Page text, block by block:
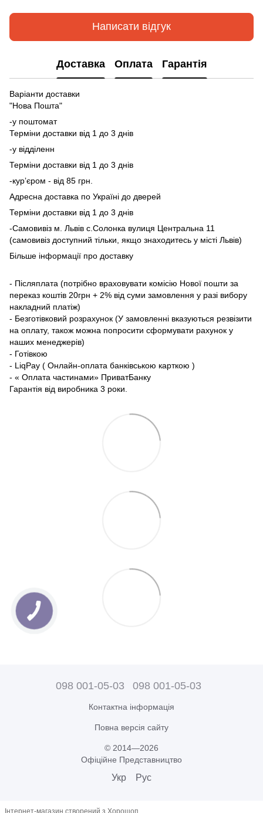
Написати відгук
Доставка Оплата Гарантія
Варіанти доставки
"Нова Пошта"
-у поштомат
Терміни доставки від 1 до 3 днів
-у відділенн
Терміни доставки від 1 до 3 днів
-курʼєром - від 85 грн.
Адресна доставка по Україні до дверей
Терміни доставки від 1 до 3 днів
-Самовивіз м. Львів с.Солонка вулиця Центральна 11
(самовивіз доступний тільки, якщо знаходитесь у місті Львів)
Більше інформації про доставку
- Післяплата (потрібно враховувати комісію Нової пошти за
переказ коштів 20грн + 2% від суми замовлення у разі вибору
накладний платіж)
- Безготівковий розрахунок (У замовленні вказуються резвізити
на оплату, також можна попросити сформувати рахунок у
наших менеджерів)
- Готівкою
- LiqPay ( Онлайн-оплата банківською карткою )
- « Оплата частинами» ПриватБанку
Гарантія від виробника 3 роки.
098 001-05-03 098 001-05-03
Контактна інформація
Повна версія сайту
© 2014—2026
Офіційне Представництво
Укр Рус